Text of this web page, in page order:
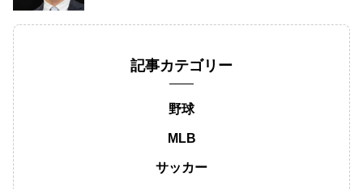
記事カテゴリー
野球
MLB
サッカー